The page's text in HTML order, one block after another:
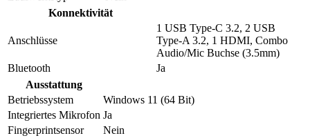
Konnektivität
Anschlüsse
1 USB Type-C 3.2, 2 USB
Type-A 3.2, 1 HDMI, Combo
Audio/Mic Buchse (3.5mm)
Bluetooth
Ja
Ausstattung
Betriebssystem
Windows 11 (64 Bit)
Integriertes Mikrofon Ja
Fingerprintsensor
Nein